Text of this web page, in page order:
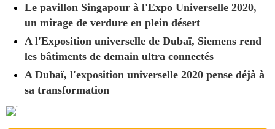
Le pavillon Singapour à l'Expo Universelle 2020,
un mirage de verdure en plein désert
A l'Exposition universelle de Dubaï, Siemens rend
les bâtiments de demain ultra connectés
A Dubaï, l'exposition universelle 2020 pense déjà à
sa transformation